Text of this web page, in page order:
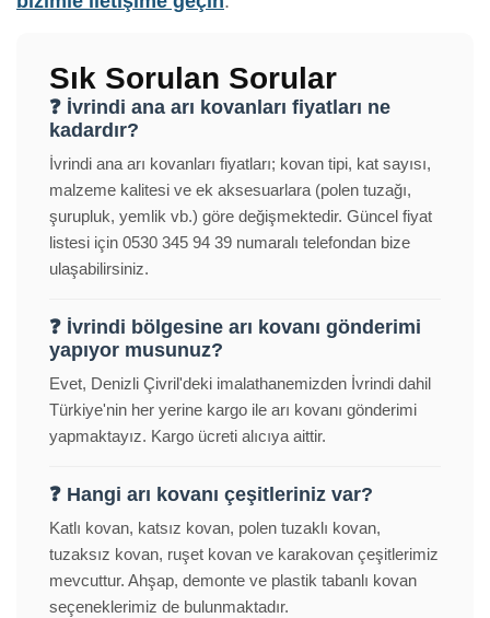
Sık Sorulan Sorular
❓ İvrindi ana arı kovanları fiyatları ne
kadardır?
İvrindi ana arı kovanları fiyatları; kovan tipi, kat sayısı,
malzeme kalitesi ve ek aksesuarlara (polen tuzağı,
şurupluk, yemlik vb.) göre değişmektedir. Güncel fiyat
listesi için 0530 345 94 39 numaralı telefondan bize
ulaşabilirsiniz.
❓ İvrindi bölgesine arı kovanı gönderimi
yapıyor musunuz?
Evet, Denizli Çivril'deki imalathanemizden İvrindi dahil
Türkiye'nin her yerine kargo ile arı kovanı gönderimi
yapmaktayız. Kargo ücreti alıcıya aittir.
❓ Hangi arı kovanı çeşitleriniz var?
Katlı kovan, katsız kovan, polen tuzaklı kovan,
tuzaksız kovan, ruşet kovan ve karakovan çeşitlerimiz
mevcuttur. Ahşap, demonte ve plastik tabanlı kovan
seçeneklerimiz de bulunmaktadır.